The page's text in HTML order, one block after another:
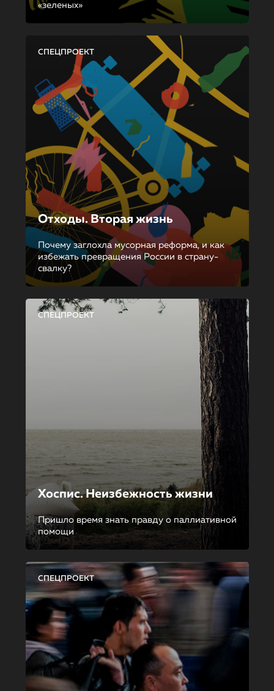
«зеленых»
СПЕЦПРОЕКТ
Отходы. Вторая жизнь
Почему заглохла мусорная реформа, и как
избежать превращения России в страну-
свалку?
СПЕЦПРОЕКТ
Хоспис. Неизбежность жизни
Пришло время знать правду о паллиативной
помощи
СПЕЦПРОЕКТ